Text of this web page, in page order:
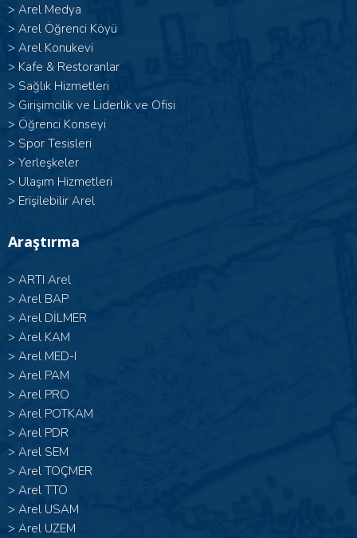
> Arel Medya
> Arel Öğrenci Köyü
> Arel Konukevi
> Kafe & Restoranlar
> Sağlık Hizmetleri
> Girişimcilik ve Liderlik ve Ofisi
> Öğrenci Konseyi
> Spor Tesisleri
> Yerleşkeler
> Ulaşım Hizmetleri
> Erişilebilir Arel
Araştırma
> ARTI Arel
> Arel BAP
> Arel DİLMER
> Arel KAM
> Arel MED-I
> Arel PAM
> Arel PRO
> Arel POTKAM
> Arel PDR
> Arel SEM
> Arel TOÇMER
> Arel TTO
> Arel USAM
> Arel UZEM